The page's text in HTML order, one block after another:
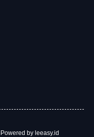
Powered by leeasy.id